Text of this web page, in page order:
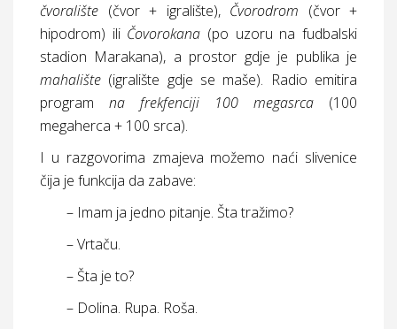
čvoralište (čvor + igralište), Čvorodrom (čvor +
hipodrom) ili Čovorokana (po uzoru na fudbalski
stadion Marakana), a prostor gdje je publika je
mahalište (igralište gdje se maše). Radio emitira
program na frekfenciji 100 megasrca (100
megaherca + 100 srca).
I u razgovorima zmajeva možemo naći slivenice
čija je funkcija da zabave:
– Imam ja jedno pitanje. Šta tražimo?
– Vrtaču.
– Šta je to?
– Dolina. Rupa. Roša.